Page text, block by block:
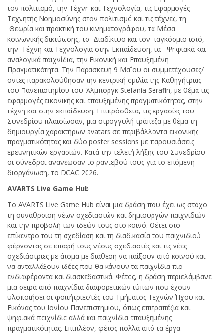
τον πολιτισμό, την Τέχνη και Τεχνολογία, τις Εφαρμογές
Τεχνητής Νοημοσύνης στον πολιτισμό και τις τέχνες, τη
Θεωρία και πρακτική του κινηματογράφου, τα Μέσα
κοινωνικής δικτύωσης, το Διαδίκτυο και τον παγκόσμιο ιστό,
την Τέχνη και Τεχνολογία στην Εκπαίδευση, τα Ψηφιακά και
αναλογικά παιχνίδια, την Εικονική και Επαυξημένη
Πραγματικότητα. Την Παρασκευή 9 Μαΐου οι συμμετέχουσες/
οντες παρακολούθησαν την κεντρική ομιλία της Καθηγήτριας
του Πανεπιστημίου του ‘Αλμποργκ Stefania Serafin, με θέμα τις
εφαρμογές εικονικής και επαυξημένης πραγματικότητας, στην
τέχνη και στην εκπαίδευση. Επιπρόσθετα, τις εργασίες του
Συνεδρίου πλαισίωσαν, μια στρογγυλή τράπεζα με θέμα τη
δημιουργία χαρακτήρων avatars σε περιβάλλοντα εικονικής
πραγματικότητας και δύο poster sessions με παρουσιάσεις
ερευνητικών εργασιών. Κατά την τελετή λήξης του Συνεδρίου
οι σύνεδροι ανανέωσαν το ραντεβού τους για το επόμενη
διοργάνωση, το DCAC 2026.
AVARTS Live Game Hub
Tο AVARTS Live Game Hub είναι μια δράση που έχει ως στόχο
τη συνάθροιση νέων σχεδιαστών και δημιουργών παιχνιδιών
και την προβολή των ιδεών τους στο κοινό. Θέτει στο
επίκεντρο του τη σχεδίαση και τη διαδικασία του παιχνιδιού
φέρνοντας σε επαφή τους νέους σχεδιαστές και τις νέες
σχεδιάστριες με άτομα με διάθεση να παίξουν από κοινού και
να ανταλλάξουν ιδέες που θα κάνουν τα παιχνίδια πιο
ενδιαφέροντα και διασκεδαστικά. Φέτος, η δράση περιελάμβανε
μια σειρά από παιχνίδια διαφορετικών τύπων που έχουν
υλοποιήσει οι φοιτήτριες/τές του Τμήματος Τεχνών Ήχου και
Εικόνας του Ιονίου Πανεπιστημίου, όπως επιτραπέζια και
ψηφιακά παιχνίδια αλλά και παιχνίδια επαυξημένης
πραγματικότητας. Επιπλέον, φέτος πολλά από τα έργα